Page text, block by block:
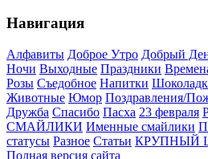
Навигация
Алфавиты Доброе Утро Добрый
Ночи Выходные Праздники
Розы Съедобное Напитки
Животные Юмор Поздравления/
Дружба Спасибо Пасха 23 февраля
СМАЙЛИКИ Именные смайлики
статусы Разное Cтатьи КРУПНЫЙ
Полная версия сайта